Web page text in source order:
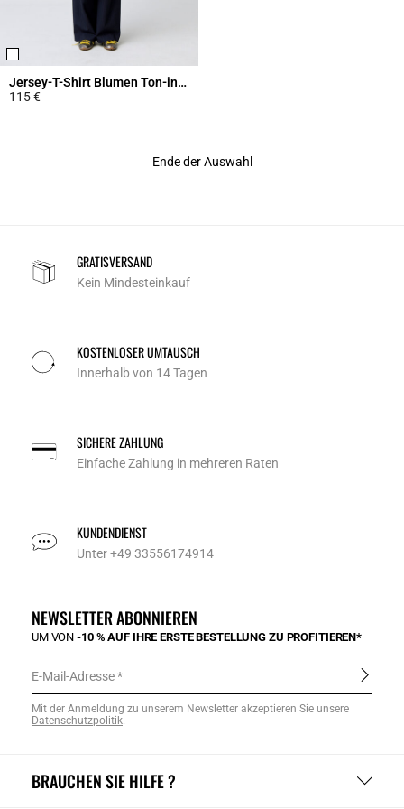
Jersey-T-Shirt Blumen Ton-in-Ton
115 €
Ende der Auswahl
GRATISVERSAND
Kein Mindesteinkauf
KOSTENLOSER UMTAUSCH
Innerhalb von 14 Tagen
SICHERE ZAHLUNG
Einfache Zahlung in mehreren Raten
KUNDENDIENST
Unter +49 33556174914
BRAUCHEN SIE HILFE ?
NEWSLETTER ABONNIEREN
UM VON-10 % AUF IHRE ERSTE BESTELLUNG ZU PROFITIEREN*
E-Mail-Adresse
Mit der Anmeldung zu unserem Newsletter akzeptieren Sie unsere
Datenschutzpolitik.